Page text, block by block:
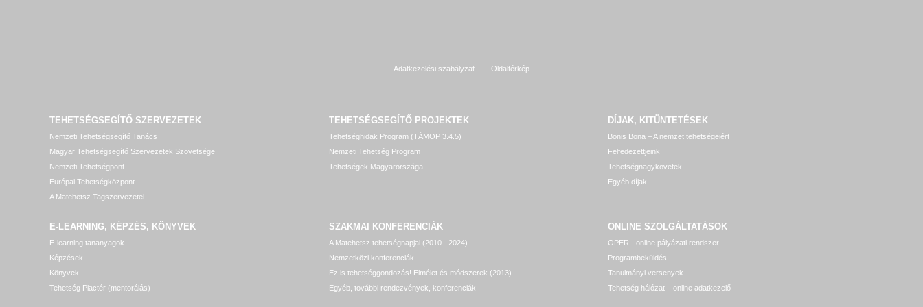
Adatkezelési szabályzat Oldaltérkép
TEHETSÉGSEGÍTŐ SZERVEZETEK
Nemzeti Tehetségsegítő Tanács
Magyar Tehetségsegítő Szervezetek Szövetsége
Nemzeti Tehetségpont
Európai Tehetségközpont
A Matehetsz Tagszervezetei
TEHETSÉGSEGÍTŐ PROJEKTEK
Tehetséghidak Program (TÁMOP 3.4.5)
Nemzeti Tehetség Program
Tehetségek Magyarországa
DÍJAK, KITÜNTETÉSEK
Bonis Bona – A nemzet tehetségeiért
Felfedezettjeink
Tehetségnagykövetek
Egyéb díjak
E-LEARNING, KÉPZÉS, KÖNYVEK
E-learning tananyagok
Képzések
Könyvek
Tehetség Piactér (mentorálás)
SZAKMAI KONFERENCIÁK
A Matehetsz tehetségnapjai (2010 - 2024)
Nemzetközi konferenciák
Ez is tehetséggondozás! Elmélet és módszerek (2013)
Egyéb, további rendezvények, konferenciák
ONLINE SZOLGÁLTATÁSOK
OPER - online pályázati rendszer
Programbeküldés
Tanulmányi versenyek
Tehetség hálózat – online adatkezelő